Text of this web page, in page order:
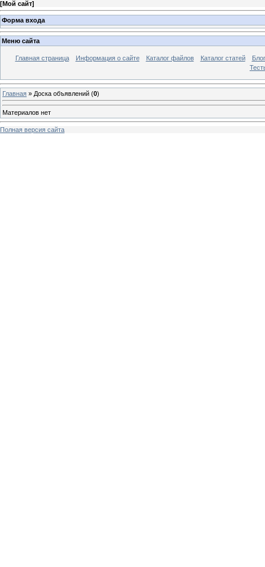
[Мой сайт]
Форма входа
Меню сайта
Главная страница Информация о сайте Каталог файлов Каталог статей
Блог
Главная » Доска объявлений (0)
Материалов нет
Полная версия сайта